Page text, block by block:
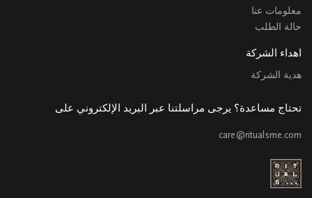
معلومات عنا
حالة الطلب
اهداء الشركة
هدية الشركة
تحتاج مساعدة؟ يرجى مراسلتنا عبر البريد الإلكتروني على
care@ritualsme.com